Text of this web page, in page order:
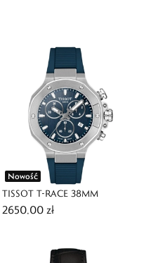
Nowość
TISSOT T-RACE 38MM
2650,00 zł